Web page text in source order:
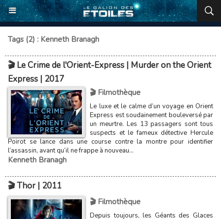
Tags (2) : Kenneth Branagh
🎬 Le Crime de l'Orient-Express | Murder on the Orient
Express | 2017
🎬 Filmothèque
Le luxe et le calme d’un voyage en Orient
Express est soudainement bouleversé par
un meurtre. Les 13 passagers sont tous
suspects et le fameux détective Hercule
Poirot se lance dans une course contre la montre pour identifier
l’assassin, avant qu’il ne frappe à nouveau...
Kenneth Branagh
🎬 Thor | 2011
🎬 Filmothèque
Depuis toujours, les Géants des Glaces